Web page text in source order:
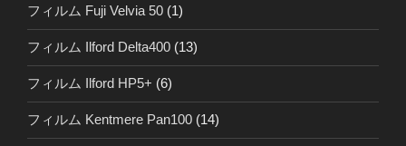
フィルム Fuji Velvia 50 (1)
フィルム Ilford Delta400 (13)
フィルム Ilford HP5+ (6)
フィルム Kentmere Pan100 (14)